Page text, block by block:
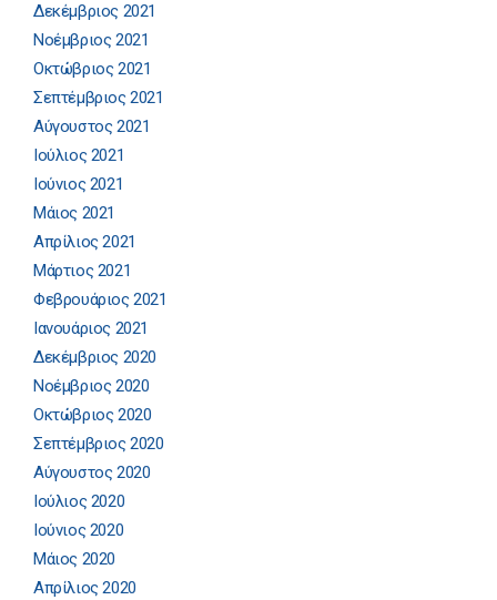
Δεκέμβριος 2021
Νοέμβριος 2021
Οκτώβριος 2021
Σεπτέμβριος 2021
Αύγουστος 2021
Ιούλιος 2021
Ιούνιος 2021
Μάιος 2021
Απρίλιος 2021
Μάρτιος 2021
Φεβρουάριος 2021
Ιανουάριος 2021
Δεκέμβριος 2020
Νοέμβριος 2020
Οκτώβριος 2020
Σεπτέμβριος 2020
Αύγουστος 2020
Ιούλιος 2020
Ιούνιος 2020
Μάιος 2020
Απρίλιος 2020